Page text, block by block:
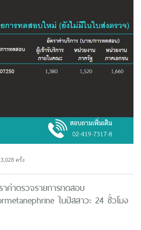
ครั้ง
ค่าตรวจรายการทดสอบ
ในปัสสาวะ 24 ชั่วโมง